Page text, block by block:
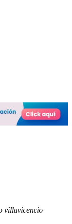
villavicencio